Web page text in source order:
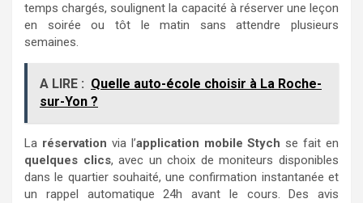
temps chargés, soulignent la capacité à réserver une leçon
en soirée ou tôt le matin sans attendre plusieurs
semaines.
A LIRE : Quelle auto-école choisir à La Roche-
sur-Yon ?
La réservation via l’application mobile Stych se fait en
quelques clics, avec un choix de moniteurs disponibles
dans le quartier souhaité, une confirmation instantanée et
un rappel automatique 24h avant le cours. Des avis